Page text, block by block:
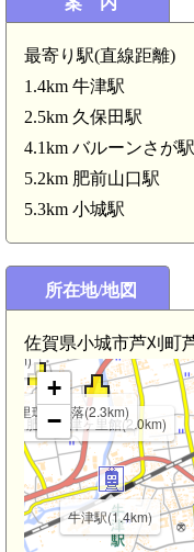
最寄り駅(直線距離)
1.4km 牛津駅
2.5km 久保田駅
4.1km バルーンさが駅
5.2km 肥前山口駅
5.3km 小城駅
所在地/地図
佐賀県小城市芦刈町
牛津駅(1.4km)
肥前 江津ヶ里館(2.0km)
ヶ里環濠集落(2.3km)
+
−